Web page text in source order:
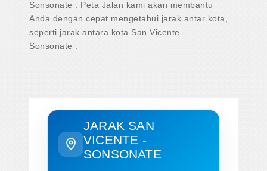
Sonsonate . Peta Jalan kami akan membantu
Anda dengan cepat mengetahui jarak antar kota,
seperti jarak antara kota San Vicente -
Sonsonate .
JARAK SAN
VICENTE -
SONSONATE